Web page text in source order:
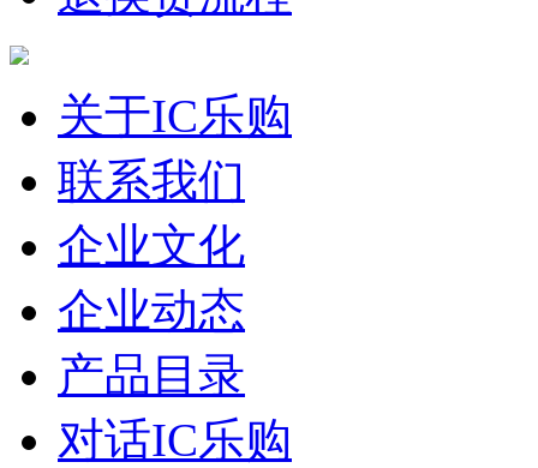
关于IC乐购
联系我们
企业文化
企业动态
产品目录
对话IC乐购